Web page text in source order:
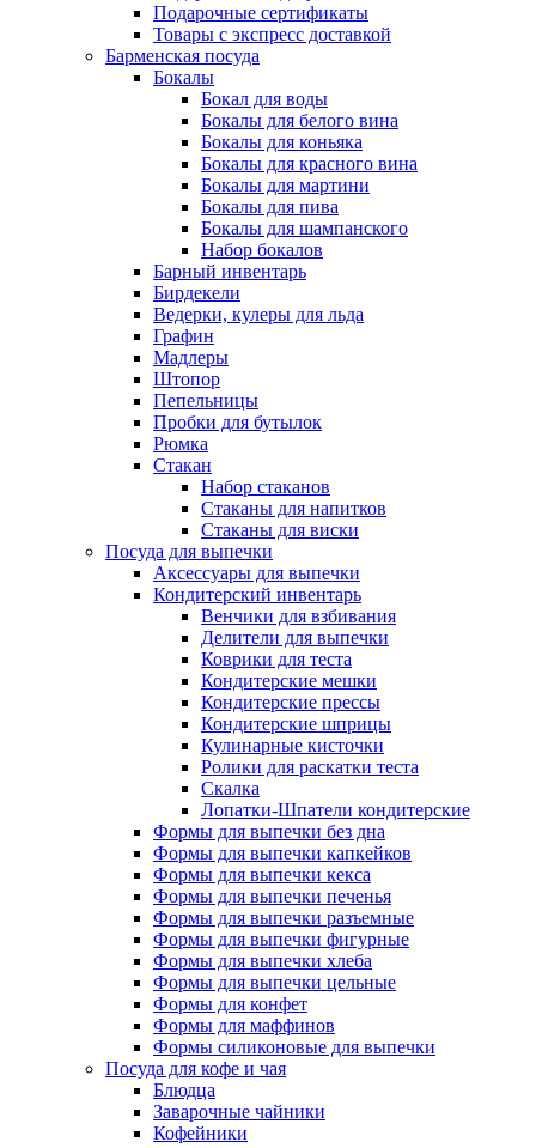
Подарочные сертификаты
Товары с экспресс доставкой
Барменская посуда
Бокалы
Бокал для воды
Бокалы для белого вина
Бокалы для коньяка
Бокалы для красного вина
Бокалы для мартини
Бокалы для пива
Бокалы для шампанского
Набор бокалов
Барный инвентарь
Бирдекели
Ведерки, кулеры для льда
Графин
Мадлеры
Штопор
Пепельницы
Пробки для бутылок
Рюмка
Стакан
Набор стаканов
Стаканы для напитков
Стаканы для виски
Посуда для выпечки
Аксессуары для выпечки
Кондитерский инвентарь
Венчики для взбивания
Делители для выпечки
Коврики для теста
Кондитерские мешки
Кондитерские прессы
Кондитерские шприцы
Кулинарные кисточки
Ролики для раскатки теста
Скалка
Лопатки-Шпатели кондитерские
Формы для выпечки без дна
Формы для выпечки капкейков
Формы для выпечки кекса
Формы для выпечки печенья
Формы для выпечки разъемные
Формы для выпечки фигурные
Формы для выпечки хлеба
Формы для выпечки цельные
Формы для конфет
Формы для маффинов
Формы силиконовые для выпечки
Посуда для кофе и чая
Блюдца
Заварочные чайники
Кофейники